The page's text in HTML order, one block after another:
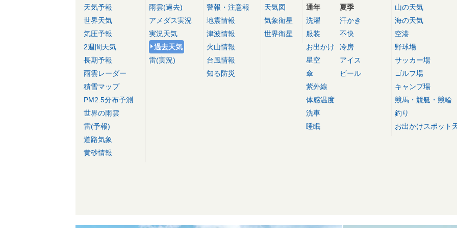
天気予報
世界天気
気圧予報
2週間天気
長期予報
雨雲レーダー
積雪マップ
PM2.5分布予測
世界の雨雲
雷(予報)
道路気象
黄砂情報
雨雲(過去)
アメダス実況
実況天気
過去天気
雷(実況)
警報・注意報
地震情報
津波情報
火山情報
台風情報
知る防災
天気図
気象衛星
世界衛星
通年
洗濯
服装
お出かけ
星空
傘
紫外線
体感温度
洗車
睡眠
夏季
汗かき
不快
冷房
アイス
ビール
山の天気
海の天気
空港
野球場
サッカー場
ゴルフ場
キャンプ場
競馬・競艇・競輪
釣り
お出かけスポット